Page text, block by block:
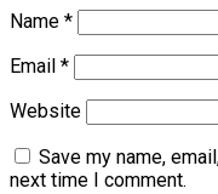
Name *
Email *
Website
Save my name,
next time I comment.